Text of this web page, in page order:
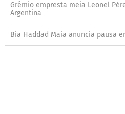
Grêmio empresta meia Leonel
Argentina
Bia Haddad Maia anuncia pausa